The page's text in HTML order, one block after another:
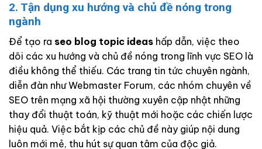
2. Tận dụng xu hướng và chủ đề nóng trong
ngành
Để tạo ra seo blog topic ideas hấp dẫn, việc theo
dõi các xu hướng và chủ đề nóng trong lĩnh vực SEO là
điều không thể thiếu. Các trang tin tức chuyên ngành,
diễn đàn như Webmaster Forum, các nhóm chuyên về
SEO trên mạng xã hội thường xuyên cập nhật những
thay đổi thuật toán, kỹ thuật mới hoặc các chiến lược
hiệu quả. Việc bắt kịp các chủ đề này giúp nội dung
luôn mới mẻ, thu hút sự quan tâm của độc giả.